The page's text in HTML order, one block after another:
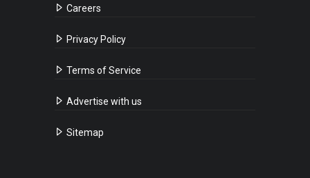
Careers
Privacy Policy
Terms of Service
Advertise with us
Sitemap